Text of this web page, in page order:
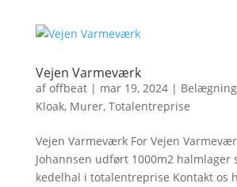
Vejen Varmeværk
afoffbeat| mar 19, 2024| Belægning
Kloak, Murer, Totalentreprise
Vejen Varmeværk For Vejen
Johannsen udført 1000m2 halmlager
kedelhal i totalentreprise Kontakt os